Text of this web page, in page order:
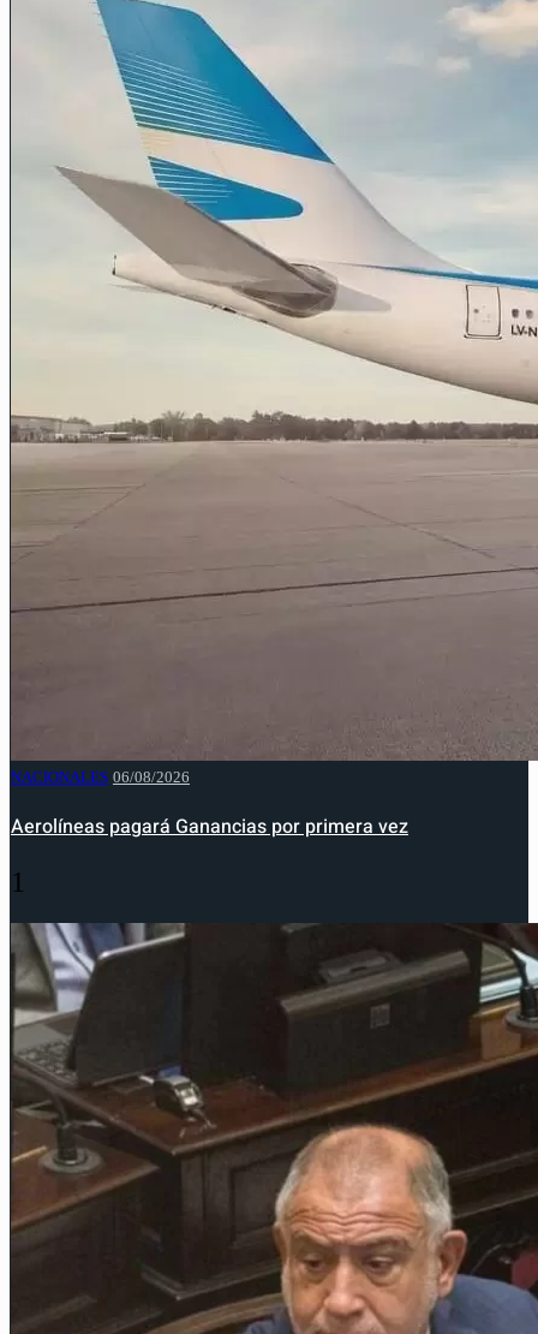
NACIONALES 06/08/2026
Aerolíneas pagará Ganancias por primera vez
1